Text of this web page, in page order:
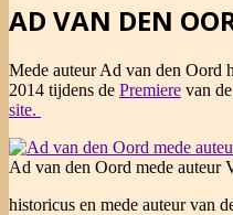
AD VAN DEN
Mede auteur Ad van den Oord
2014 tijdens de Premiere van
site.
Ad van den Oord mede auteur
historicus en mede auteur van